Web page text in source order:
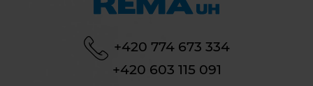
+420 774 673 334
+420 603 115 091